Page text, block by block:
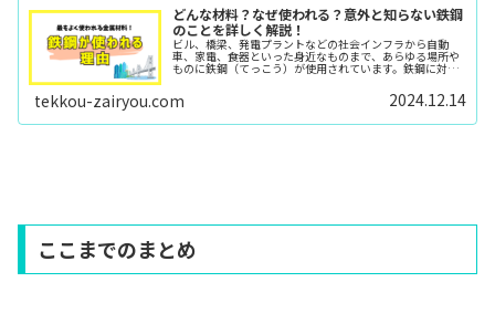
どんな材料？なぜ使われる？意外と知らない鉄鋼
のことを詳しく解説！
ビル、橋梁、発電プラントなどの社会インフラから自動
車、家電、食器といった身近なものまで、あらゆる場所や
ものに鉄鋼（てっこう）が使用されています。鉄鋼に対し
が、鉄鋼とは一体どのような材料なのでしょうか。また、
なぜ鉄鋼が多くの場所やものに使用されている...
tekkou-zairyou.com 2024.12.14
ここまでのまとめ